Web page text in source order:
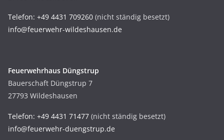
Telefon: +49 4431 709260 (nicht ständig besetzt)
info@feuerwehr-wildeshausen.de
Feuerwehrhaus Düngstrup
Bauerschaft Düngstrup 7
27793 Wildeshausen
Telefon: +49 4431 71477 (nicht ständig besetzt)
info@feuerwehr-duengstrup.de